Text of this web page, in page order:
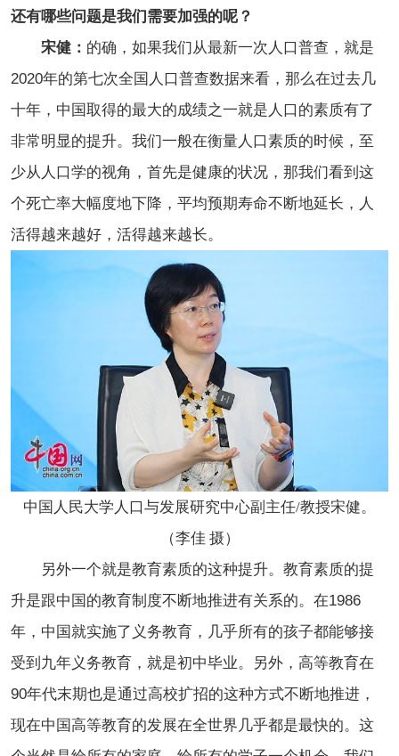
还有哪些问题是我们需要加强的呢？
宋健： 的确，如果我们从最新一次人口普查，就是
2020年的第七次全国人口普查数据来看，那么在过去几
十年，中国取得的最大的成绩之一就是人口的素质有了
非常明显的提升。我们一般在衡量人口素质的时候，至
少从人口学的视角，首先是健康的状况，那我们看到这
个死亡率大幅度地下降，平均预期寿命不断地延长，人
活得越来越好，活得越来越长。
中国人民大学人口与发展研究中心副主任/教授宋健。
（李佳 摄）
另外一个就是教育素质的这种提升。教育素质的提
升是跟中国的教育制度不断地推进有关系的。在1986
年，中国就实施了义务教育，几乎所有的孩子都能够接
受到九年义务教育，就是初中毕业。另外，高等教育在
90年代末期也是通过高校扩招的这种方式不断地推进，
现在中国高等教育的发展在全世界几乎都是最快的。这